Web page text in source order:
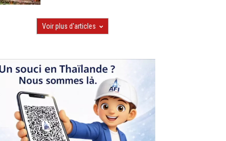
Voir plus d'articles